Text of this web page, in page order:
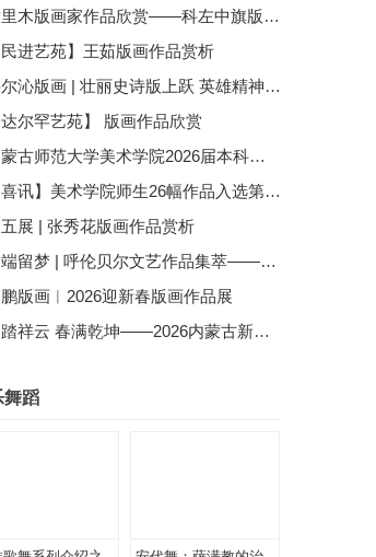
木版画家作品欣赏——科左中旗版画家李忠斌作品赏析
民进艺苑】王茹版画作品赏析
沁版画 | 壮丽史诗版上跃 英雄精神画中传
达尔罕艺苑】 版画作品欣赏
师范大学美术学院2026届本科生毕业作品展美术学专业（版画方向）
讯】美术学院师生26幅作品入选第二届内蒙古自治区小版画暨藏书票展
五展 | 张秀花版画作品赏析
留梦 | 呼伦贝尔文艺作品集萃——姜识民版画选登
版画︱2026迎新春版画作品展
祥云 春满乾坤——2026内蒙古新春民间工艺美术线上展（三）
舞蹈